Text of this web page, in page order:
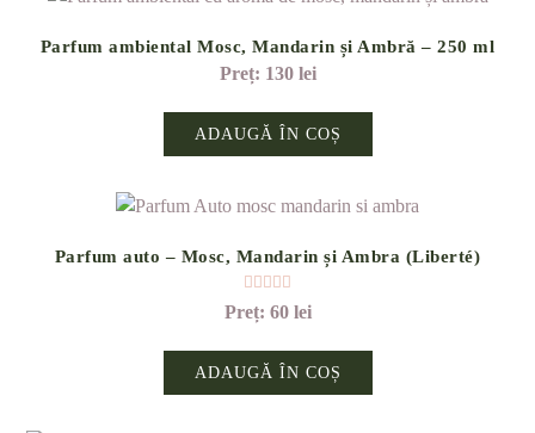
Parfum ambiental Mosc, Mandarin și Ambră – 250 ml
130 lei
ADAUGĂ ÎN COȘ
Parfum auto – Mosc, Mandarin și Ambra (Liberté)
60 lei
ADAUGĂ ÎN COȘ